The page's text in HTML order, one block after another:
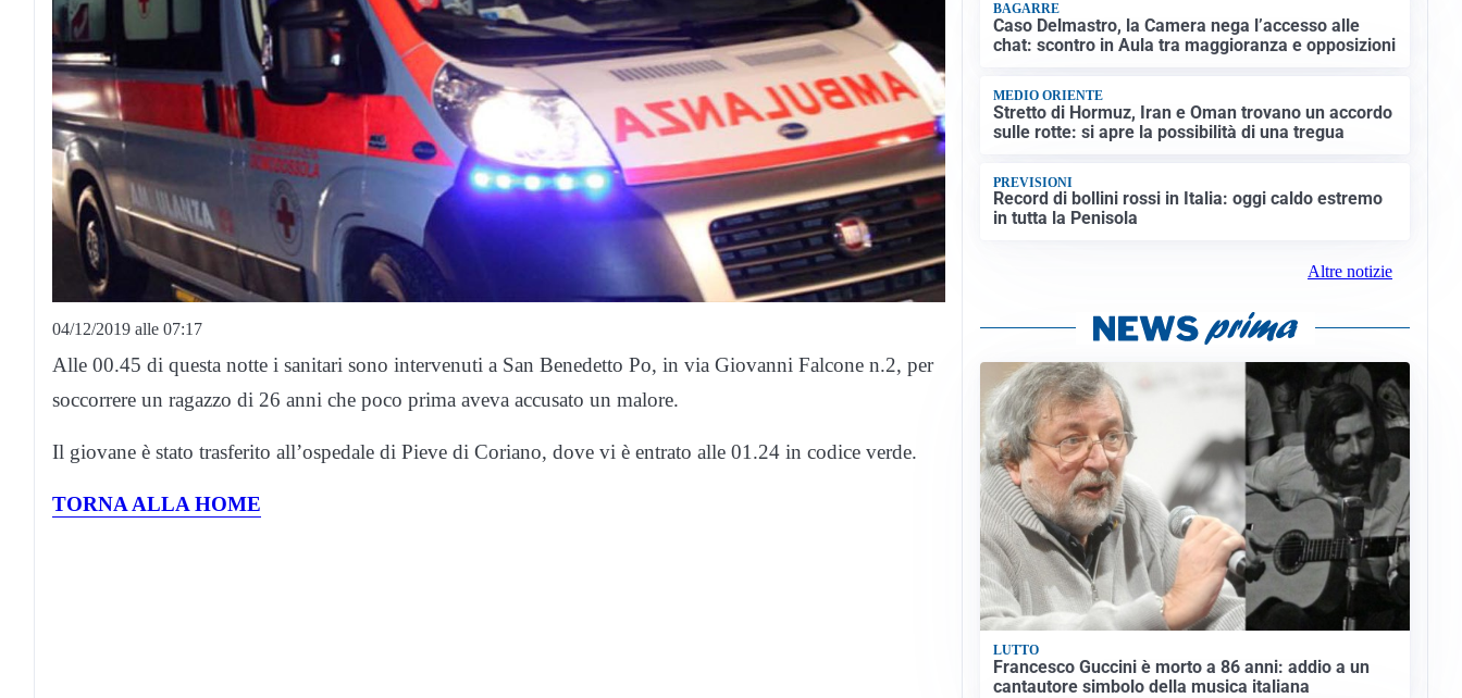
04/12/2019 alle 07:17
Alle 00.45 di questa notte i sanitari sono intervenuti a San Benedetto Po, in via Giovanni Falcone n.2, per
soccorrere un ragazzo di 26 anni che poco prima aveva accusato un malore.
Il giovane è stato trasferito all’ospedale di Pieve di Coriano, dove vi è entrato alle 01.24 in codice verde.
TORNA ALLA HOME
BAGARRE
Caso Delmastro, la Camera nega l’accesso alle
chat: scontro in Aula tra maggioranza e opposizioni
MEDIO ORIENTE
Stretto di Hormuz, Iran e Oman trovano un accordo
sulle rotte: si apre la possibilità di una tregua
PREVISIONI
Record di bollini rossi in Italia: oggi caldo estremo
in tutta la Penisola
Altre notizie
LUTTO
Francesco Guccini è morto a 86 anni: addio a un
cantautore simbolo della musica italiana